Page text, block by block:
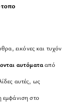
εικόνες και τυχόν
αυτόματααπό
αυτές, ως
εμφάνιση στο